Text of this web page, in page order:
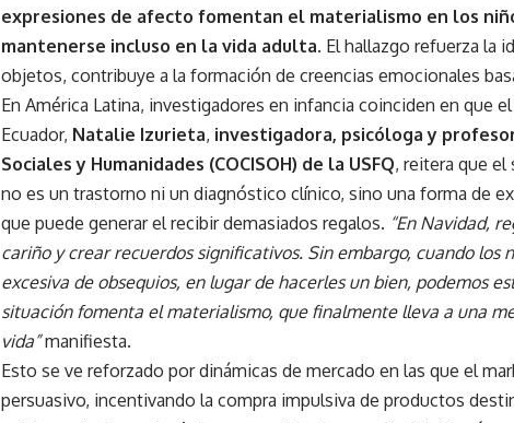
expresiones de afecto fomentan el materialismo en los
mantenerse incluso en la vida adulta. El hallazgo refuerza la
objetos, contribuye a la formación de creencias emocionales
En América Latina, investigadores en infancia coinciden en que
Ecuador, Natalie Izurieta, investigadora, psicóloga y
Sociales y Humanidades (COCISOH) de la USFQ, reitera que el
no es un trastorno ni un diagnóstico clínico, sino una forma de
que puede generar el recibir demasiados regalos. “En Navidad,
cariño y crear recuerdos significativos. Sin embargo, cuando los
excesiva de obsequios, en lugar de hacerles un bien, podemos
situación fomenta el materialismo, que finalmente lleva a una
vida”manifiesta.
Esto se ve reforzado por dinámicas de mercado en las que el
persuasivo, incentivando la compra impulsiva de productos